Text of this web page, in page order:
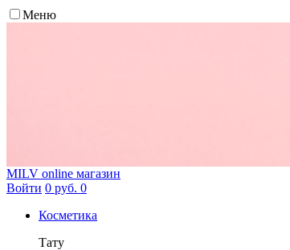
Меню
MILV online магазин
Войти 0 руб. 0
Косметика
Тату